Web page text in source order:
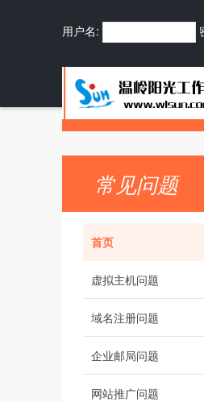
用户名:
常见问题
首页
虚拟主机问题
域名注册问题
企业邮局问题
网站推广问题